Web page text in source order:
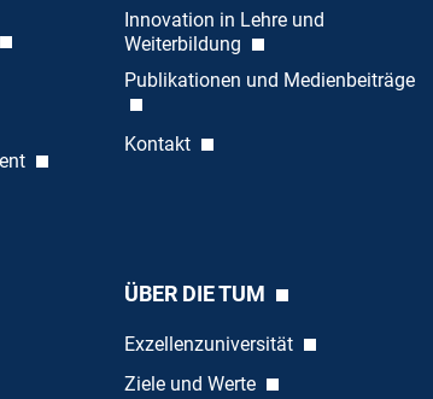
Innovation in Lehre und
Weiterbildung
Publikationen und Medienbeiträge
Kontakt
ÜBER DIE TUM
Exzellenzuniversität
Ziele und Werte